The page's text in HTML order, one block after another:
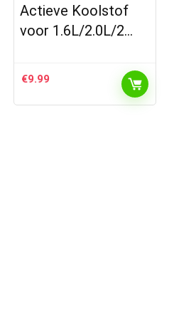
Actieve Koolstof
voor 1.6L/2.0L/2…
€9.99